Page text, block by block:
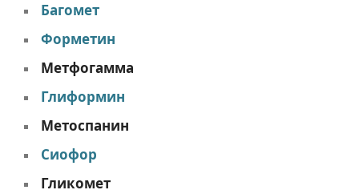
Багомет
Форметин
Метфогамма
Глиформин
Метоспанин
Сиофор
Гликомет